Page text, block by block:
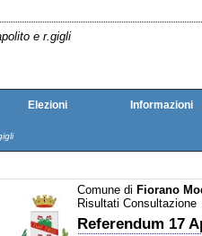
e r.gigli
Elezioni Informazioni
Comune di Fiorano
Risultati Consultazione
Referendum 17